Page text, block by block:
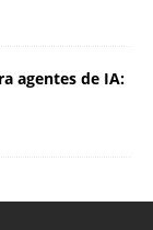
agentes de IA: